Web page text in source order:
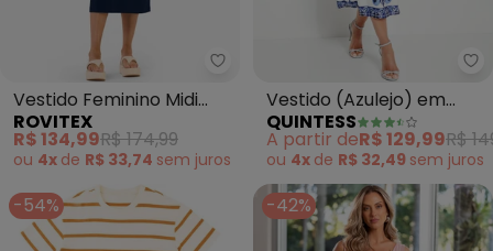
Rovitex - Vestido Feminino
Vestido Feminino Midi
Molecotton (Azul)
ROVITEX
R$ 134,99R$ 174,99
ou 4x de R$ 33,74 sem juros
Vestido (Azulejo) em
Malha Fria
QUINTESS
A partir deR$ 129,99R$
ou 4x de R$ 32,49 sem juros
-54% -42%